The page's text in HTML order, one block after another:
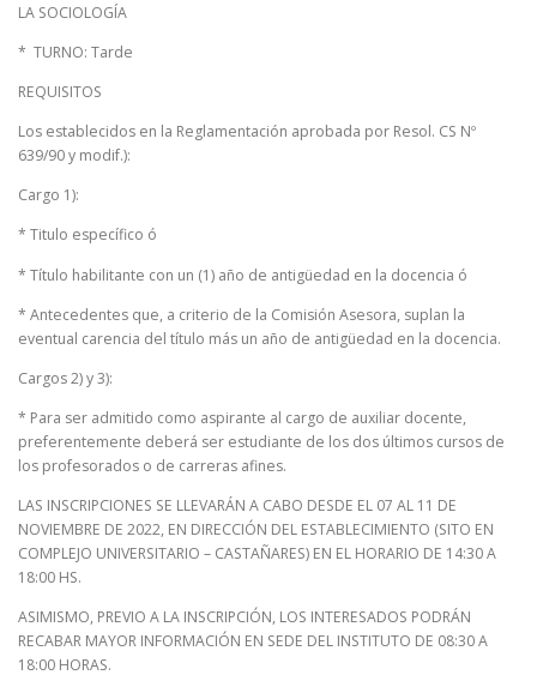
LA SOCIOLOGÍA
* TURNO: Tarde
REQUISITOS
Los establecidos en la Reglamentación aprobada por Resol. CS Nº
639/90 y modif.):
Cargo 1):
* Titulo específico ó
* Título habilitante con un (1) año de antigüedad en la docencia ó
* Antecedentes que, a criterio de la Comisión Asesora, suplan la
eventual carencia del título más un año de antigüedad en la docencia.
Cargos 2) y 3):
* Para ser admitido como aspirante al cargo de auxiliar docente,
preferentemente deberá ser estudiante de los dos últimos cursos de
los profesorados o de carreras afines.
LAS INSCRIPCIONES SE LLEVARÁN A CABO DESDE EL 07 AL 11 DE
NOVIEMBRE DE 2022, EN DIRECCIÓN DEL ESTABLECIMIENTO (SITO EN
COMPLEJO UNIVERSITARIO – CASTAÑARES) EN EL HORARIO DE 14:30 A
18:00 HS.
ASIMISMO, PREVIO A LA INSCRIPCIÓN, LOS INTERESADOS PODRÁN
RECABAR MAYOR INFORMACIÓN EN SEDE DEL INSTITUTO DE 08:30 A
18:00 HORAS.